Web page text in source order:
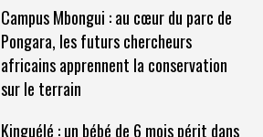
Campus Mbongui : au cœur du parc de
Pongara, les futurs chercheurs
africains apprennent la conservation
sur le terrain
Kinguélé : un bébé de 6 mois périt dans